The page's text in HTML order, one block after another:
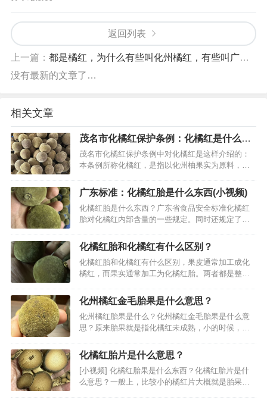
返回列表
上一篇： 都是橘红，为什么有些叫化州橘红，有些叫广西橘红、陆川橘红、吴川橘红？
没有最新的文章了…
相关文章
茂名市化橘红保护条例：化橘红是什么东
西？
茂名市化橘红保护条例中对化橘红是这样介绍的：
本条例所称化橘红，是指以化州柚果实为原料，采
化州柚，是指始种植于化州的一种芸香科常绿小乔
木，系化橘红的生源植物。化橘红的定义是果或者
果皮。和当地人们说的化橘红是一回事。化橘红大
概就是这样的东西。一些外地消费者可能…
广东标准：化橘红胎是什么东西(小视频)
化橘红胎是什么东西？广东省食品安全标准化橘红
胎对化橘红内部含量的一些规定。同时还规定了果
及其加工，例如橘红胎片。…
化橘红胎和化橘红有什么区别？
化橘红胎和化橘红有什么区别，果皮通常加工成化
橘红，而果实通常加工为化橘红胎。两者都是整个
分。…
化州橘红金毛胎果是什么意思？
化州橘红胎果是什么？化州橘红金毛胎果是什么意
思？原来胎果就是指化橘红未成熟，小的时候，不
大果也当成胎果买。…
化橘红胎片是什么意思？
[小视频] 化橘红胎果是什么东西？化橘红胎片是什
么意思？一般上，比较小的橘红片大概就是胎果